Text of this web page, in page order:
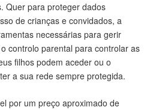
Quer para proteger dados
de crianças e convidados, a
necessárias para gerir
controlo parental para controlar as
filhos podem aceder ou o
a sua rede sempre protegida.
por um preço aproximado de